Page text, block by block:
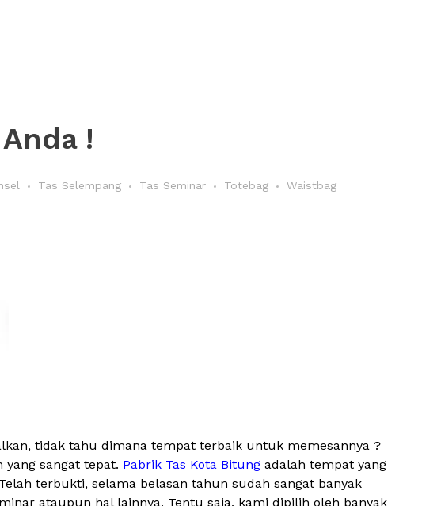
!
Tas Selempang Tas Seminar Totebag Waistbag
tidak tahu dimana tempat terbaik untuk memesannya ?
yang sangat tepat. Pabrik Tas Kota Bitung adalah tempat yang
terbukti, selama belasan tahun sudah sangat banyak
ataupun hal lainnya. Tentu saja, kami dipilih oleh banyak